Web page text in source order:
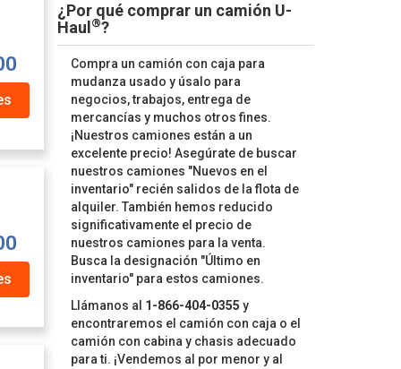
¿Por qué comprar un camión U-
Haul ®?
Compra un camión con caja para
mudanza usado y úsalo para
negocios, trabajos, entrega de
mercancías y muchos otros fines.
¡Nuestros camiones están a un
excelente precio! Asegúrate de buscar
nuestros camiones "Nuevos en el
inventario" recién salidos de la flota de
alquiler. También hemos reducido
significativamente el precio de
nuestros camiones para la venta.
Busca la designación "Último en
inventario" para estos camiones.
Llámanos al 1-866-404-0355 y
encontraremos el camión con caja o el
camión con cabina y chasis adecuado
para ti. ¡Vendemos al por menor y al